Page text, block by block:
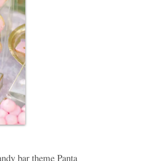
bar theme Panta